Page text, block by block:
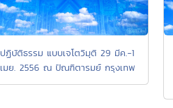
ปฏิบัติธรรม แบบเจโตวิมุติ 29 มีค.-1
เมย. 2556 ณ ปัณฑิตารมย์ กรุงเทพ